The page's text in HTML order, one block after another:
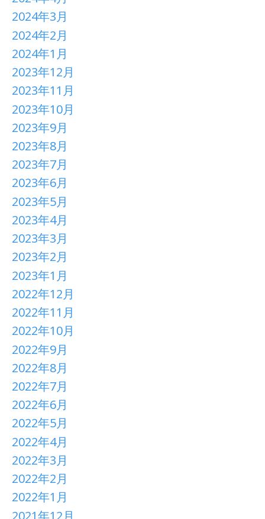
2024年3月
2024年2月
2024年1月
2023年12月
2023年11月
2023年10月
2023年9月
2023年8月
2023年7月
2023年6月
2023年5月
2023年4月
2023年3月
2023年2月
2023年1月
2022年12月
2022年11月
2022年10月
2022年9月
2022年8月
2022年7月
2022年6月
2022年5月
2022年4月
2022年3月
2022年2月
2022年1月
2021年12月